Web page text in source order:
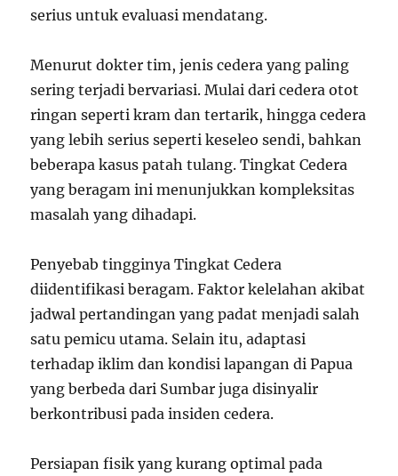
serius untuk evaluasi mendatang.
Menurut dokter tim, jenis cedera yang paling
sering terjadi bervariasi. Mulai dari cedera otot
ringan seperti kram dan tertarik, hingga cedera
yang lebih serius seperti keseleo sendi, bahkan
beberapa kasus patah tulang. Tingkat Cedera
yang beragam ini menunjukkan kompleksitas
masalah yang dihadapi.
Penyebab tingginya Tingkat Cedera
diidentifikasi beragam. Faktor kelelahan akibat
jadwal pertandingan yang padat menjadi salah
satu pemicu utama. Selain itu, adaptasi
terhadap iklim dan kondisi lapangan di Papua
yang berbeda dari Sumbar juga disinyalir
berkontribusi pada insiden cedera.
Persiapan fisik yang kurang optimal pada